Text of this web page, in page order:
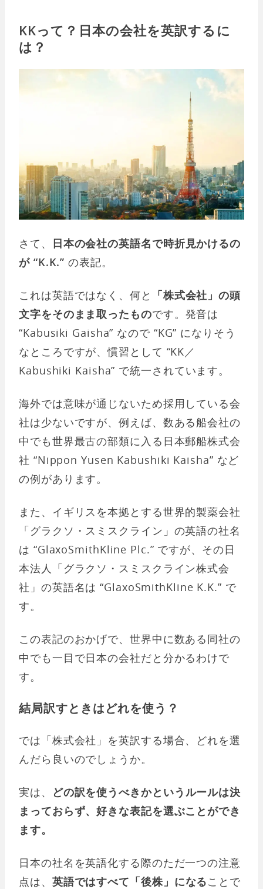
KKって？日本の会社を英訳するに
は？
さて、 日本の会社の英語名で時折見かけるの
が “K.K.” の表記。
これは英語ではなく、何と
「株式会社」の頭
文字をそのまま取ったものです。発音は
“Kabusiki Gaisha” なので “KG” になりそう
なところですが、慣習として “KK／
Kabushiki Kaisha” で統一されています。
海外では意味が通じないため採用している会
社は少ないですが、例えば、数ある船会社の
中でも世界最古の部類に入る日本郵船株式会
社 “Nippon Yusen Kabushiki Kaisha” など
の例があります。
また、イギリスを本拠とする世界的製薬会社
「グラクソ・スミスクライン」の英語の社名
は “GlaxoSmithKline Plc.” ですが、その日
本法人「グラクソ・スミスクライン株式会
社」の英語名は “GlaxoSmithKline K.K.” で
す。
この表記のおかげで、世界中に数ある同社の
中でも一目で日本の会社だと分かるわけで
す。
結局訳すときはどれを使う？
では「株式会社」を英訳する場合、どれを選
んだら良いのでしょうか。
実は、
どの訳を使うべきかというルールは決
まっておらず、好きな表記を選ぶことができ
ます。
日本の社名を英語化する際のただ一つの注意
点は、 英語ではすべて「後株」になることで